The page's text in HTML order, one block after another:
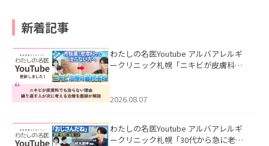
新着記事
わたしの名医Youtube アルバアレルギ
ークリニック札幌「ニキビが皮膚科で
ました。
2026.08.07
わたしの名医Youtube アルバアレルギ
ークリニック札幌「30代から急に老け